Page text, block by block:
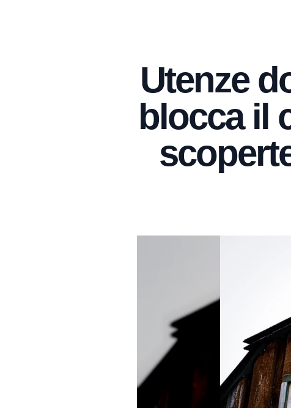
Utenze
blocca il